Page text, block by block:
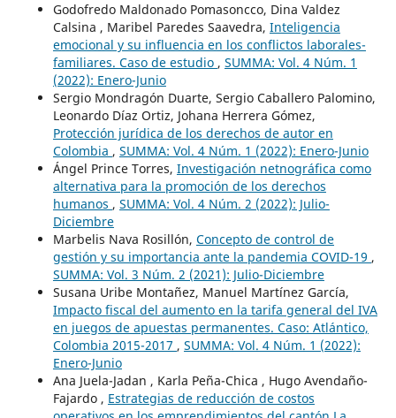
Godofredo Maldonado Pomasoncco, Dina Valdez
Calsina , Maribel Paredes Saavedra, Inteligencia
emocional y su influencia en los conflictos laborales-
familiares. Caso de estudio , SUMMA: Vol. 4 Núm. 1
(2022): Enero-Junio
Sergio Mondragón Duarte, Sergio Caballero Palomino,
Leonardo Díaz Ortiz, Johana Herrera Gómez,
Protección jurídica de los derechos de autor en
Colombia , SUMMA: Vol. 4 Núm. 1 (2022): Enero-Junio
Ángel Prince Torres, Investigación netnográfica como
alternativa para la promoción de los derechos
humanos , SUMMA: Vol. 4 Núm. 2 (2022): Julio-
Diciembre
Marbelis Nava Rosillón, Concepto de control de
gestión y su importancia ante la pandemia COVID-19 ,
SUMMA: Vol. 3 Núm. 2 (2021): Julio-Diciembre
Susana Uribe Montañez, Manuel Martínez García,
Impacto fiscal del aumento en la tarifa general del IVA
en juegos de apuestas permanentes. Caso: Atlántico,
Colombia 2015-2017 , SUMMA: Vol. 4 Núm. 1 (2022):
Enero-Junio
Ana Juela-Jadan , Karla Peña-Chica , Hugo Avendaño-
Fajardo , Estrategias de reducción de costos